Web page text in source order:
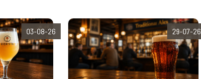
03-08-26 29-07-26